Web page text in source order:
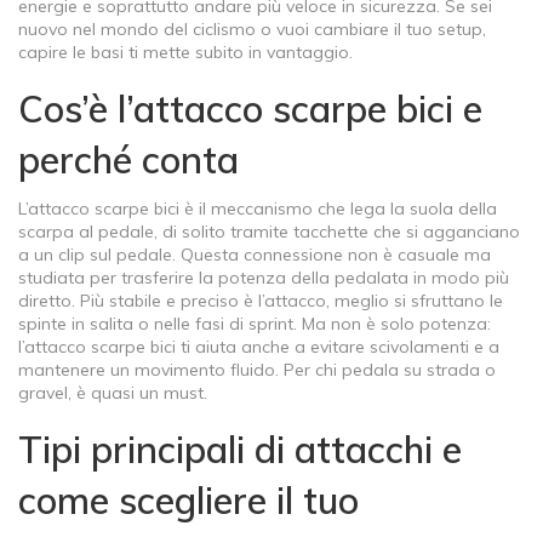
energie e soprattutto andare più veloce in sicurezza. Se sei
nuovo nel mondo del ciclismo o vuoi cambiare il tuo setup,
capire le basi ti mette subito in vantaggio.
Cos’è l’attacco scarpe bici e
perché conta
L’attacco scarpe bici è il meccanismo che lega la suola della
scarpa al pedale, di solito tramite tacchette che si agganciano
a un clip sul pedale. Questa connessione non è casuale ma
studiata per trasferire la potenza della pedalata in modo più
diretto. Più stabile e preciso è l’attacco, meglio si sfruttano le
spinte in salita o nelle fasi di sprint. Ma non è solo potenza:
l’attacco scarpe bici ti aiuta anche a evitare scivolamenti e a
mantenere un movimento fluido. Per chi pedala su strada o
gravel, è quasi un must.
Tipi principali di attacchi e
come scegliere il tuo